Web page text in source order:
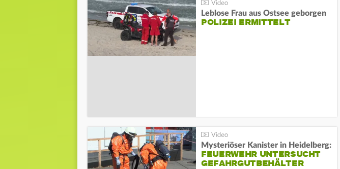
Leblose Frau aus Ostsee geborgen
POLIZEI ERMITTELT
Mysteriöser Kanister in Heidelberg:
FEUERWEHR UNTERSUCHT
GEFAHRGUTBEHÄLTER